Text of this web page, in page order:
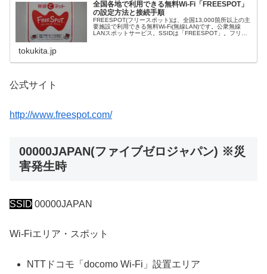
全国各地で利用できる無料Wi-Fi「FREESPOT」
の設定方法と接続手順
FREESPOT(フリースポット)は、全国13,000箇所以上の主
要施設で利用できる無料Wi-Fi(無線LAN)です。公衆無線
LANスポットサービス。SSIDは「FREESPOT」。フリー
tokukita.jp
公式サイト
http://www.freespot.com/
00000JAPAN(ファイブゼロジャパン) ※災
害発生時
SSID 00000JAPAN
Wi-Fiエリア・スポット
NTTドコモ「docomo Wi-Fi」設置エリア